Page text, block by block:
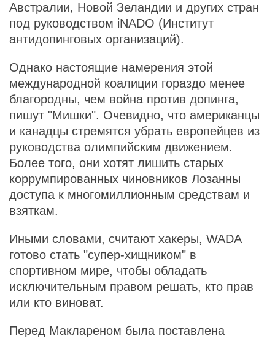
Австралии, Новой Зеландии и других стран
под руководством iNADO (Институт
антидопинговых организаций).
Однако настоящие намерения этой
международной коалиции гораздо менее
благородны, чем война против допинга,
пишут "Мишки". Очевидно, что американцы
и канадцы стремятся убрать европейцев из
руководства олимпийским движением.
Более того, они хотят лишить старых
коррумпированных чиновников Лозанны
доступа к многомиллионным средствам и
взяткам.
Иными словами, считают хакеры, WADA
готово стать "супер-хищником" в
спортивном мире, чтобы обладать
исключительным правом решать, кто прав
или кто виноват.
Перед Маклареном была поставлена